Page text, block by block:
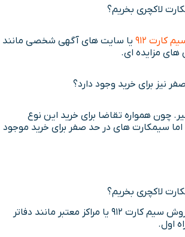
لاکچری بخریم؟
کارت 912
یا سایت های آگهی شخصی مانند
های مزایده ای.
نیز برای خرید وجود دارد؟
درصد؛ خیر. چون همواره تقاضا برای خرید این نوع
سیمکارت های در حد صفر برای خرید موجود
لاکچری بخریم؟
از سایت های معتبر فروش سیم کارت 912 یا مراکز معتبر مانند دفاتر
اول.